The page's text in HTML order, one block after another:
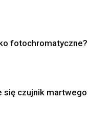
fotochromatyczne?
się czujnik martwego